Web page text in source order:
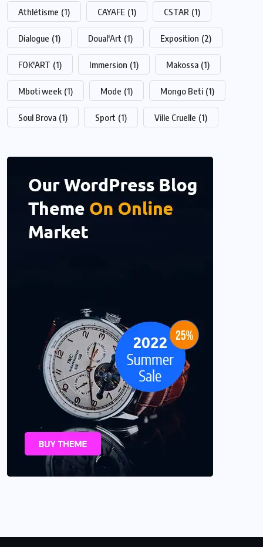
Athlétisme (1) CAYAFE (1) CSTAR (1)
Dialogue (1) Doual'Art (1) Exposition (2)
FOK'ART (1) Immersion (1) Makossa (1)
Mboti week (1) Mode (1) Mongo Beti (1)
Soul Brova (1) Sport (1) Ville Cruelle (1)